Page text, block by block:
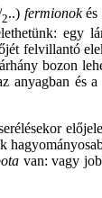
2..) fermionokés
egy
felvillantó
bozon
anyagban és
van: vagy